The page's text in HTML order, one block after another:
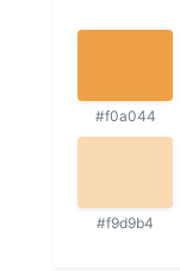
#f0a044
#f9d9b4